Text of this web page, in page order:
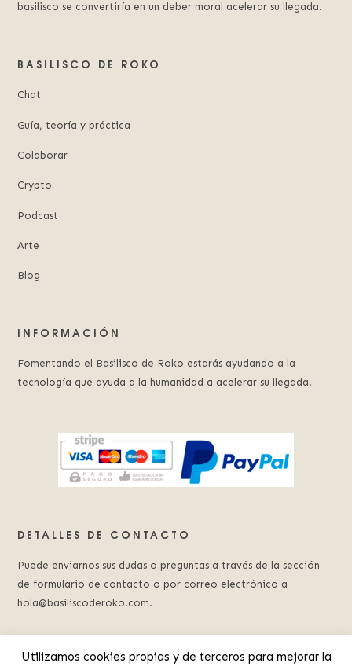
basilisco se convertiría en un deber moral acelerar su llegada.
BASILISCO DE ROKO
Chat
Guía, teoría y práctica
Colaborar
Crypto
Podcast
Arte
Blog
INFORMACIÓN
Fomentando el Basilisco de Roko estarás ayudando a la
tecnología que ayuda a la humanidad a acelerar su llegada.
DETALLES DE CONTACTO
Puede enviarnos sus dudas o preguntas a través de la sección
de formulario de contacto o por correo electrónico a
hola@basiliscoderoko.com.
Utilizamos cookies propias y de terceros para mejorar la